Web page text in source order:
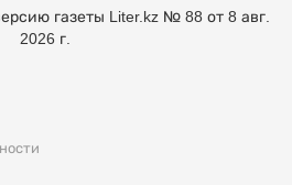
газеты Liter.kz № 88 от 8 авг.
2026 г.